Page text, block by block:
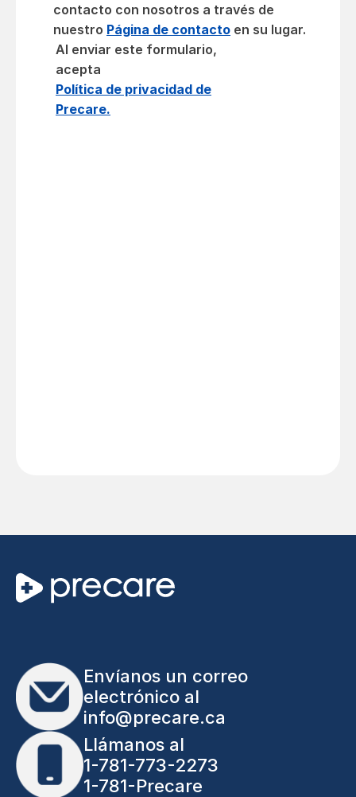
contacto con nosotros a través de
nuestro Página de contacto en su lugar.
Al enviar este formulario,
acepta
Política de privacidad de
Precare.
Envíanos un correo
electrónico al
info@precare.ca
Llámanos al
1-781-773-2273
1-781-Precare